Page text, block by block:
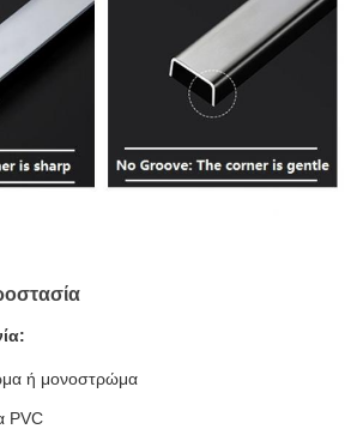
ή μονοστρώμα
PVC